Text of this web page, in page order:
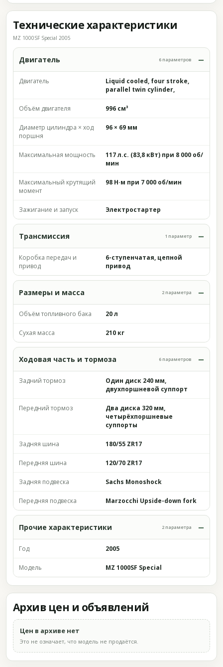
Технические характеристики
MZ 1000SF Special 2005
Двигатель 6 параметров
Двигатель
Liquid cooled, four stroke,
parallel twin cylinder,
Объём двигателя 996 см³
Диаметр цилиндра × ход
поршня
96 × 69 мм
Максимальная мощность
117 л.с. (83,8 кВт) при 8 000 об/
мин
Максимальный крутящий
момент
98 Н·м при 7 000 об/мин
Зажигание и запуск Электростартер
Трансмиссия 1 параметр
Коробка передач и
привод
6-ступенчатая, цепной
привод
Размеры и масса 2 параметра
Объём топливного бака 20 л
Сухая масса 210 кг
Ходовая часть и тормоза 6 параметров
Задний тормоз
Один диск 240 мм,
двухпоршневой суппорт
Передний тормоз
Два диска 320 мм,
четырёхпоршневые
суппорты
Задняя шина 180/55 ZR17
Передняя шина 120/70 ZR17
Задняя подвеска Sachs Monoshock
Передняя подвеска Marzocchi Upside-down fork
Прочие характеристики 2 параметра
Год 2005
Модель MZ 1000SF Special
Архив цен и объявлений
Цен в архиве нет
Это не означает, что модель не продаётся.